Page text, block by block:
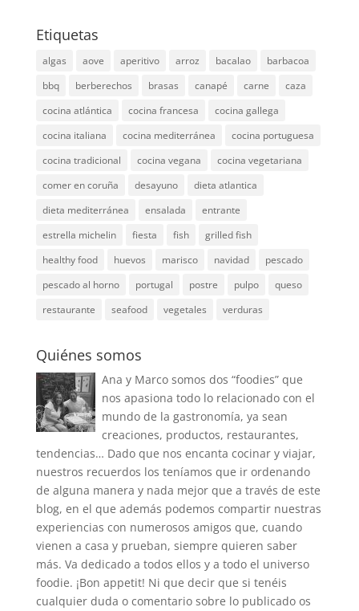
Etiquetas
algas aove aperitivo arroz bacalao
barbacoa
bbq
berberechos brasas canapé carne
caza
cocina atlántica
cocina francesa
cocina gallega
cocina italiana
cocina mediterránea
cocina portuguesa
cocina tradicional
cocina vegana
cocina vegetariana
comer en coruña
desayuno
dieta atlantica
dieta mediterránea
ensalada
entrante
estrella michelin
fiesta fish
grilled fish
healthy food
huevos marisco navidad
pescado
pescado al horno
portugal postre pulpo
queso
restaurante
seafood vegetales verduras
Quiénes somos
Ana y Marco somos dos “foodies” que
nos apasiona todo lo relacionado con el
mundo de la gastronomía, ya sean
creaciones, productos, restaurantes,
tendencias… Dado que nos encanta cocinar y viajar,
nuestros recuerdos los teníamos que ir ordenando
de alguna manera y nada mejor que a través de este
blog, en el que además podemos compartir nuestras
experiencias con numerosos amigos que, cuando
vienen a casa y prueban, siempre quieren saber
más. Va dedicado a todos ellos y a todo el universo
foodie. ¡Bon appetit! Ni que decir que si tenéis
cualquier duda o comentario sobre lo publicado os